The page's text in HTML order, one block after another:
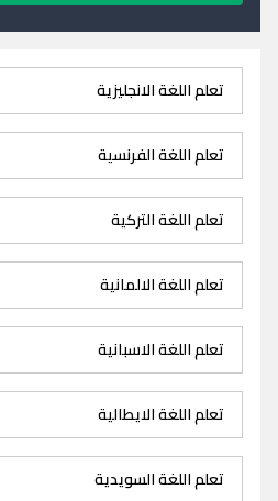
تعلم اللغة الانجليزية
تعلم اللغة الفرنسية
تعلم اللغة التركية
تعلم اللغة الالمانية
تعلم اللغة الاسبانية
تعلم اللغة الايطالية
تعلم اللغة السويدية